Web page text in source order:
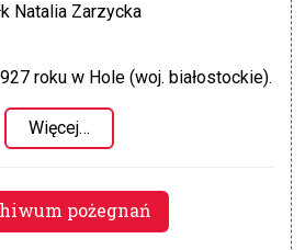
Natalia Zarzycka
roku w Hole (woj. białostockie).
Więcej…
pożegnań